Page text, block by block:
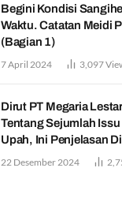
Begini Kondisi
Waktu. Catatan Meidi
(Bagian 1)
7 April 2024 3,097
Dirut PT Megaria
Tentang Sejumlah
Upah, Ini Penjelasan
22 Desember 2024